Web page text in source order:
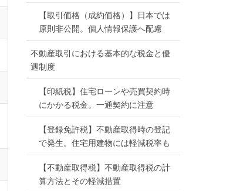
【取引価格（成約価格）】日本では
原則非公開。個人情報保護へ配慮
不動産取引における基本的な税金と優
遇制度
【印紙税】住宅ローンや売買契約時
にかかる税金。一通契約に注意
【登録免許税】不動産取得時の登記
で発生。住宅用建物には軽減税率も
【不動産取得税】不動産取得税の計
算方法とその軽減措置